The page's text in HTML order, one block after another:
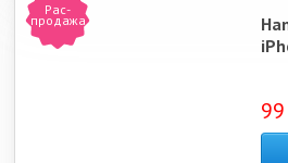
Рас-
продажа
99